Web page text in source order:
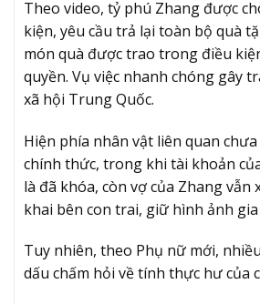
Theo video, tỷ phú Zhang được
kiện, yêu cầu trả lại toàn bộ quà
món quà được trao trong điều
quyền. Vụ việc nhanh chóng gây
xã hội Trung Quốc.
Hiện phía nhân vật liên quan
chính thức, trong khi tài khoản
là đã khóa, còn vợ của Zhang vẫn
khai bên con trai, giữ hình ảnh
Tuy nhiên, theo Phụ nữ mới,
dấu chấm hỏi về tính thực hư của